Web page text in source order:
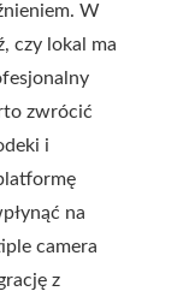
W
czy lokal ma
zwrócić
i
na
camera
z